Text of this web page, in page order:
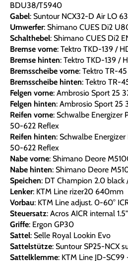
BDU38/T5940
Gabel: Suntour NCX32-D Air LO
Umwerfer: Shimano CUES Di2
Schalthebel: Shimano CUES Di2
Bremse vorne: Tektro TKD-139 /
Bremse hinten: Tektro TKD-139 /
Bremsscheibe vorne: Tektro TR-
Bremsscheibe hinten: Tektro TR-
Felgen vorne: Ambrosio Sport 25
Felgen hinten: Ambrosio Sport 25
Reifen vorne: Schwalbe Energizer
50-622 Reflex
Reifen hinten: Schwalbe Energizer
50-622 Reflex
Nabe vorne: Shimano Deore
Nabe hinten: Shimano Deore
Speichen: DT Champion 2.0 black
Lenker: KTM Line rizer20 640mm
Vorbau: KTM Line adjust. 0-60°
Steuersatz: Acros AICR internal
Griffe: Ergon GP30
Sattel: Selle Royal Lookin Evo
Sattelstütze: Suntour SP25-NCX
Sattelklemme: KTM Line JD-